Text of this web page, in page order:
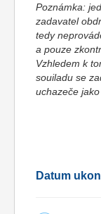
Poznámka:
zadavatel
tedy
a pouze
Vzhledem k
souiladu se
uchazeče
Datum